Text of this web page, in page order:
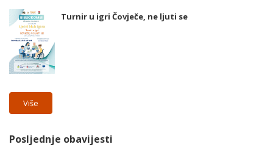
Turnir u igri Čovječe, ne ljuti se
Više
Posljednje obavijesti